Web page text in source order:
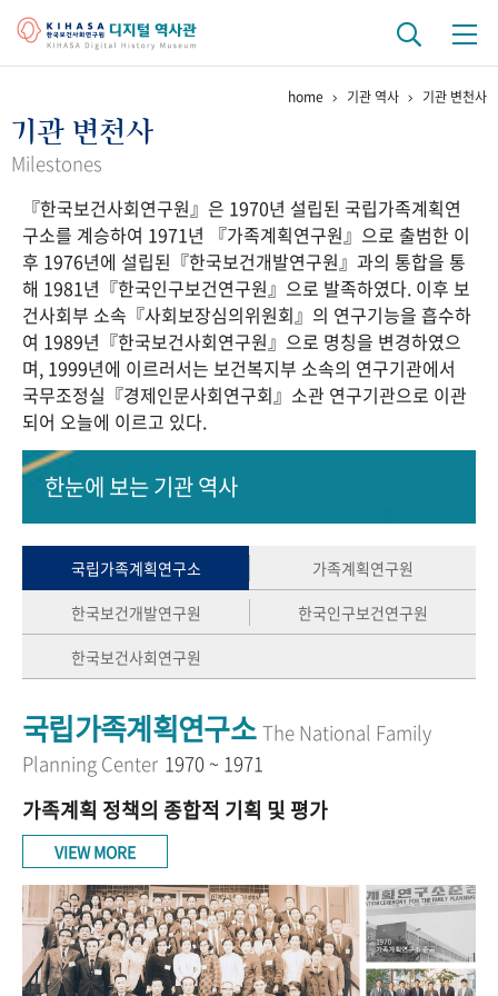
걸어온 길 기관 변천사
연구 역사
정책과 연구 키워드로 보는 연구 역사
연구자들
간행물 변천사
기록물 아카이브
사진 아카이브 문서 기록물 행정박물 영상 기록물
50+1 주년 기념
세계와 함께 한 KIHASA
VR 역사관
home 기관 역사 기관 변천사
기관 변천사
Milestones
『한국보건사회연구원』은 1970년 설립된 국립가족계획연
구소를 계승하여 1971년 『가족계획연구원』으로 출범한 이
후 1976년에 설립된『한국보건개발연구원』과의 통합을 통
해 1981년『한국인구보건연구원』으로 발족하였다. 이후 보
건사회부 소속『사회보장심의위원회』의 연구기능을 흡수하
여 1989년『한국보건사회연구원』으로 명칭을 변경하였으
며, 1999년에 이르러서는 보건복지부 소속의 연구기관에서
국무조정실『경제인문사회연구회』소관 연구기관으로 이관
되어 오늘에 이르고 있다.
한눈에 보는기관 역사
국립가족계획연구소
가족계획연구원
한국보건개발연구원
한국인구보건연구원
한국보건사회연구원
국립가족계획연구소 The National Family
Planning Center 1970 ~ 1971
가족계획 정책의 종합적 기획 및 평가
VIEW MORE